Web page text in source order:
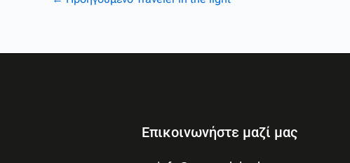
Επικοινωνήστε μαζί μας